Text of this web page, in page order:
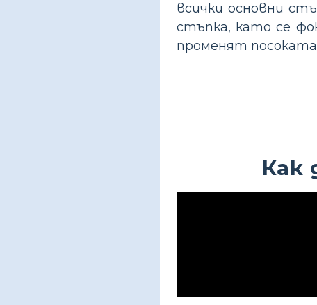
всички основни
стъпка, като се
променят
Как